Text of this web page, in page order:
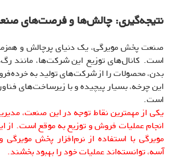
نتیجه‌گیری: چالش‌ها و فرصت‌های
صنعت پخش مویرگی، یک دنیای پرچالش و
است. کانال‌های توزیع این شرکت‌ها، مانند
بدن، محصولات را از شرکت‌های تولید به
این چرخه، بسیار پیچیده و با زیرساخت‌های
است.
یکی از مهمترین نقاط توجه در این صنعت،
انجام عملیات فروش و توزیع به موقع است. از
مویرگی با استفاده از نرم‌افزار پخش مویرگی
آسه، توانسته‌اند عملیات خود را بهبود بخشند.